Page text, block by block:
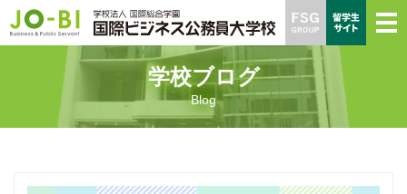
学校ブログ
Blog